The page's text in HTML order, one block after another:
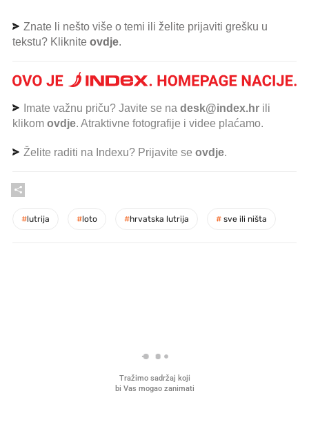
Znate li nešto više o temi ili želite prijaviti grešku u
tekstu? Kliknite ovdje.
Imate važnu priču? Javite se na desk@index.hr ili
klikom ovdje. Atraktivne fotografije i videe plaćamo.
Želite raditi na Indexu? Prijavite se ovdje.
#lutrija #loto #hrvatska lutrija # sve ili ništa